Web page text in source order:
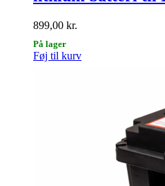
899,00 kr.
På lager
Føj til kurv